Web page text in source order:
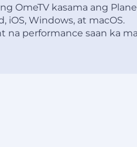
OmeTV kasama ang
iOS, Windows, at macOS.
na performance saan ka